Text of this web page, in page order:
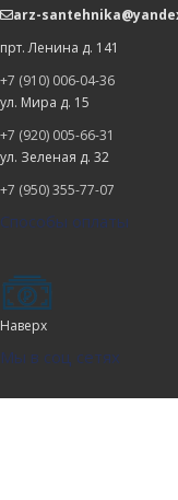
arz-
прт. Ленина д. 141
+7 (910) 006-04-36
ул. Мира д. 15
+7 (920) 005-66-31
ул. Зеленая д. 32
+7 (950) 355-77-07
Способы оплаты
Наверх
Мы в соц сетях